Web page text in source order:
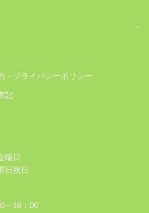
・プライバシーポリシー
記
曜日
日祝日
～18：00